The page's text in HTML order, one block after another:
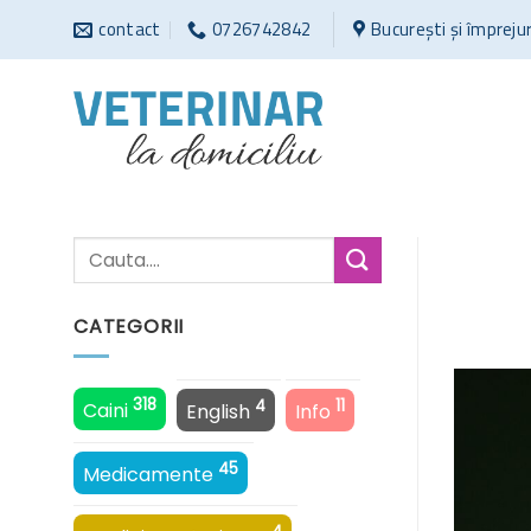
contact 0726742842 București și
CATEGORII
Caini 318 English 4 Info 11
Medicamente 45